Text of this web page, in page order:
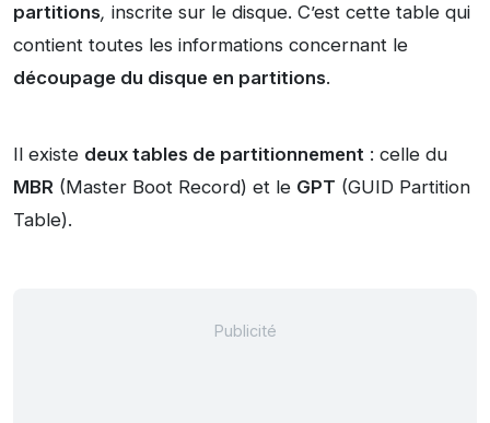
partitions, inscrite sur le disque. C’est cette table qui
contient toutes les informations concernant le
découpage du disque en partitions.
Il existe deux tables de partitionnement : celle du
MBR (Master Boot Record) et le GPT (GUID Partition
Table).